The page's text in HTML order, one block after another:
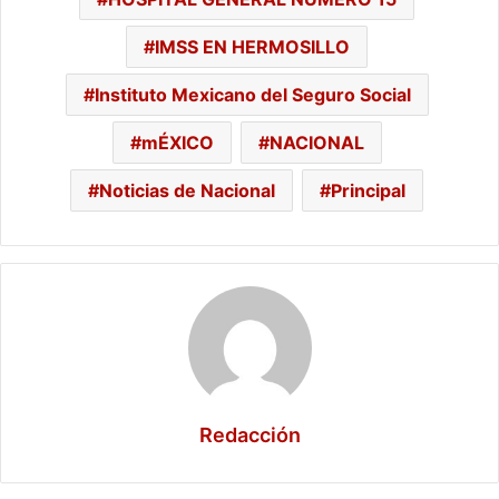
IMSS EN HERMOSILLO
Instituto Mexicano del Seguro Social
mÉXICO NACIONAL
Noticias de Nacional Principal
Redacción